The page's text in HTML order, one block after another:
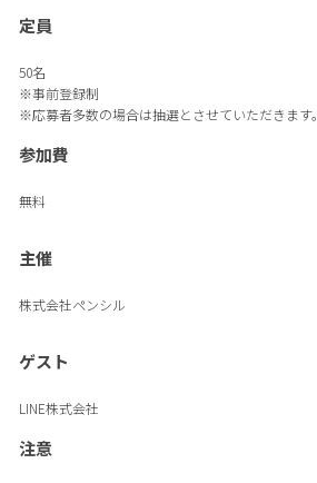
定員
50名
※事前登録制
※応募者多数の場合は抽選とさせていただきます。
参加費
無料
主催
株式会社ペンシル
ゲスト
LINE株式会社
注意